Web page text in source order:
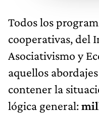
Todos los
cooperativas, del
Asociativismo y
aquellos
contener la
lógica general: